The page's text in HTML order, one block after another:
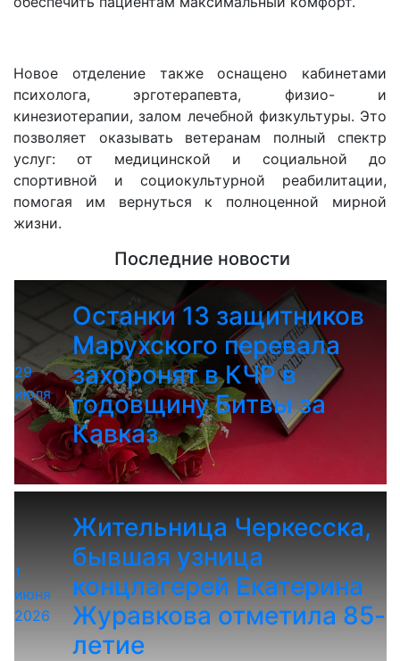
Новое отделение также оснащено кабинетами
психолога, эрготерапевта, физио- и
кинезиотерапии, залом лечебной физкультуры. Это
позволяет оказывать ветеранам полный спектр
услуг: от медицинской и социальной до
спортивной и социокультурной реабилитации,
помогая им вернуться к полноценной мирной
жизни.
Последние новости
29
июля
Останки 13 защитников
Марухского перевала
захоронят в КЧР в
годовщину Битвы за
Кавказ
1
июня
2026
Жительница Черкесска,
бывшая узница
концлагерей Екатерина
Журавкова отметила 85-
летие